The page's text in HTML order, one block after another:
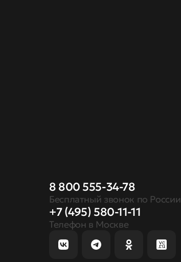
8 800 555-34-78
Бесплатный звонок по России
+7 (495) 580-11-11
Телефон в Москве